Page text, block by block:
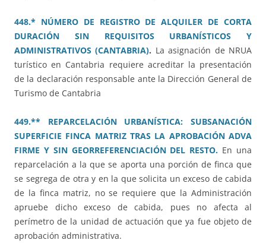
448.* NÚMERO DE REGISTRO DE ALQUILER DE CORTA
DURACIÓN SIN REQUISITOS URBANÍSTICOS Y
ADMINISTRATIVOS (CANTABRIA). La asignación de NRUA
turístico en Cantabria requiere acreditar la presentación
de la declaración responsable ante la Dirección General de
Turismo de Cantabria
449.** REPARCELACIÓN URBANÍSTICA: SUBSANACIÓN
SUPERFICIE FINCA MATRIZ TRAS LA APROBACIÓN ADVA
FIRME Y SIN GEORREFERENCIACIÓN DEL RESTO. En una
reparcelación a la que se aporta una porción de finca que
se segrega de otra y en la que solicita un exceso de cabida
de la finca matriz, no se requiere que la Administración
apruebe dicho exceso de cabida, pues no afecta al
perímetro de la unidad de actuación que ya fue objeto de
aprobación administrativa.